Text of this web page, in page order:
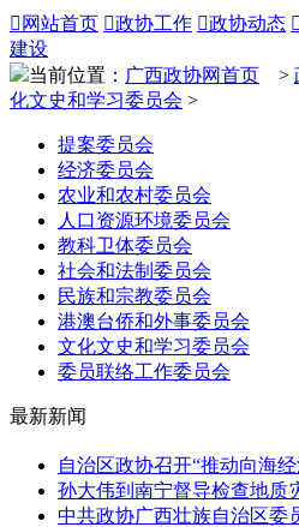
 网站首页 政协工作 政协动态 
建设
当前位置： 广西政协网首页 >
化文史和学习委员会 >
提案委员会
经济委员会
农业和农村委员会
人口资源环境委员会
教科卫体委员会
社会和法制委员会
民族和宗教委员会
港澳台侨和外事委员会
文化文史和学习委员会
委员联络工作委员会
最新新闻
自治区政协召开“推动向海
孙大伟到南宁督导检查地质
中共政协广西壮族自治区委